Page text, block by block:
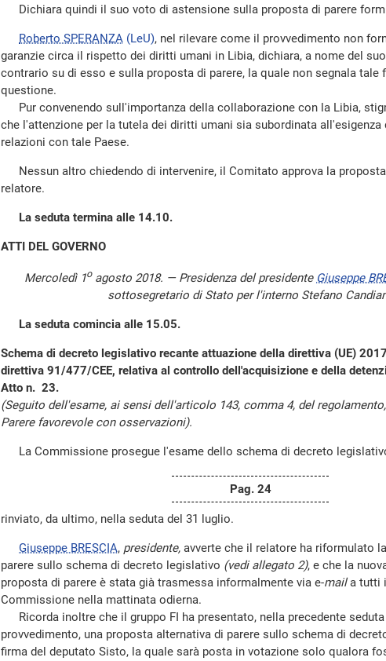
Dichiara quindi il suo voto di astensione sulla proposta di parere
Roberto SPERANZA (LeU), nel rilevare come il provvedimento non
garanzie circa il rispetto dei diritti umani in Libia, dichiara, a nome del
contrario su di esso e sulla proposta di parere, la quale non segnala tale
questione.
Pur convenendo sull'importanza della collaborazione con la Libia,
che l'attenzione per la tutela dei diritti umani sia subordinata all'esigenza
relazioni con tale Paese.
Nessun altro chiedendo di intervenire, il Comitato approva la proposta
relatore.
La seduta termina alle 14.10.
ATTI DEL GOVERNO
Mercoledì 1oagosto 2018. — Presidenza del presidente Giuseppe
sottosegretario di Stato per l'interno Stefano
La seduta comincia alle 15.05.
Schema di decreto legislativo recante attuazione della direttiva (UE)
direttiva 91/477/CEE, relativa al controllo dell'acquisizione e della
Atto n. 23.
(Seguito dell'esame, ai sensi dell'articolo 143, comma 4, del
Parere favorevole con osservazioni).
La Commissione prosegue l'esame dello schema di decreto
Pag. 24
rinviato, da ultimo, nella seduta del 31 luglio.
Giuseppe BRESCIA, presidente, avverte che il relatore ha riformulato
parere sullo schema di decreto legislativo (vedi allegato 2), e che la
proposta di parere è stata già trasmessa informalmente via e-maila tutti
Commissione nella mattinata odierna.
Ricorda inoltre che il gruppo FI ha presentato, nella precedente
provvedimento, una proposta alternativa di parere sullo schema di
firma del deputato Sisto, la quale sarà posta in votazione solo qualora